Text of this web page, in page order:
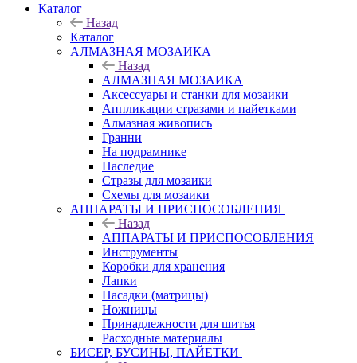
Каталог
Назад
Каталог
АЛМАЗНАЯ МОЗАИКА
Назад
АЛМАЗНАЯ МОЗАИКА
Аксессуары и станки для мозаики
Аппликации стразами и пайетками
Алмазная живопись
Гранни
На подрамнике
Наследие
Стразы для мозаики
Схемы для мозаики
АППАРАТЫ И ПРИСПОСОБЛЕНИЯ
Назад
АППАРАТЫ И ПРИСПОСОБЛЕНИЯ
Инструменты
Коробки для хранения
Лапки
Насадки (матрицы)
Ножницы
Принадлежности для шитья
Расходные материалы
БИСЕР, БУСИНЫ, ПАЙЕТКИ